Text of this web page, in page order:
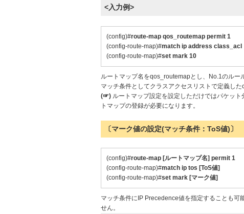
<入力例>
(config)#route-map qos_routemap permit 1
(config-route-map)#match ip address class_acl
(config-route-map)#set mark 10
ルートマップ名をqos_routemapとし、No.1のルー
マッチ条件としてクラスアクセスリストで定義し
(☞) ルートマップ設定を設定しただけではパケッ
トマップの登録が必要になります。
〔マーク値の設定(マッチ条件：ToS値)〕
(config)#route-map [ルートマップ名] permit 1
(config-route-map)#match ip tos [ToS値]
(config-route-map)#set mark [マーク値]
マッチ条件にIP Precedence値を指定することも可
せん。